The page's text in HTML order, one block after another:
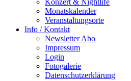
Konzert & Nightlife
Monatskalender
Veranstaltungsorte
Info / Kontakt
Newsletter Abo
Impressum
Login
Fotogalerie
Datenschutzerklärung